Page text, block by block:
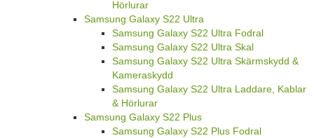
Hörlurar
Samsung Galaxy S22 Ultra
Samsung Galaxy S22 Ultra Fodral
Samsung Galaxy S22 Ultra Skal
Samsung Galaxy S22 Ultra Skärmskydd &
Kameraskydd
Samsung Galaxy S22 Ultra Laddare, Kablar
& Hörlurar
Samsung Galaxy S22 Plus
Samsung Galaxy S22 Plus Fodral